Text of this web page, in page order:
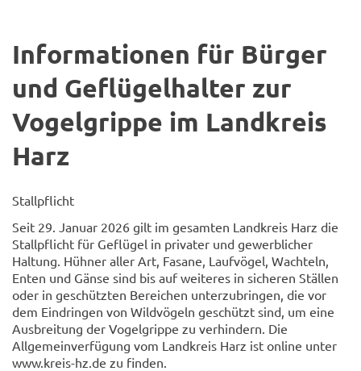
Informationen für Bürger
und Geflügelhalter zur
Vogelgrippe im Landkreis
Harz
Stallpflicht
Seit 29. Januar 2026 gilt im gesamten Landkreis Harz die
Stallpflicht für Geflügel in privater und gewerblicher
Haltung. Hühner aller Art, Fasane, Laufvögel, Wachteln,
Enten und Gänse sind bis auf weiteres in sicheren Ställen
oder in geschützten Bereichen unterzubringen, die vor
dem Eindringen von Wildvögeln geschützt sind, um eine
Ausbreitung der Vogelgrippe zu verhindern. Die
Allgemeinverfügung vom Landkreis Harz ist online unter
www.kreis-hz.de zu finden.